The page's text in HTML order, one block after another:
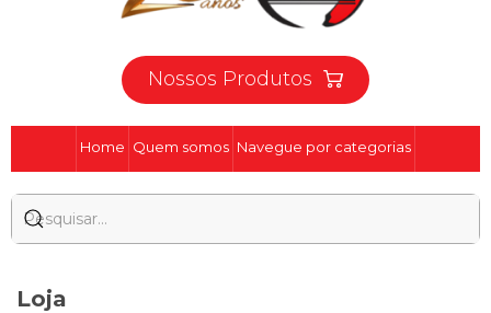
Nossos Produtos
Home Quem somos Navegue por categorias
Loja